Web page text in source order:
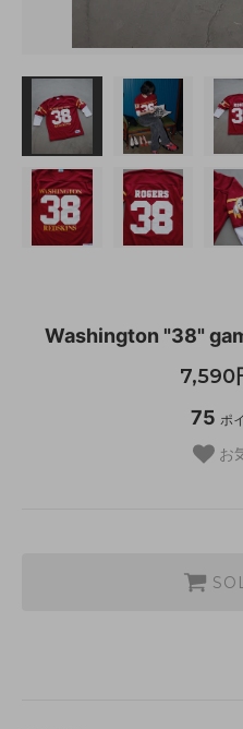
Washington "38"
7,590
75 ポ
お